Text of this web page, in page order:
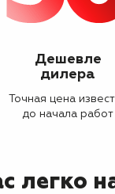
Дешевле
дилера
Точная цена
до начала работ
легко